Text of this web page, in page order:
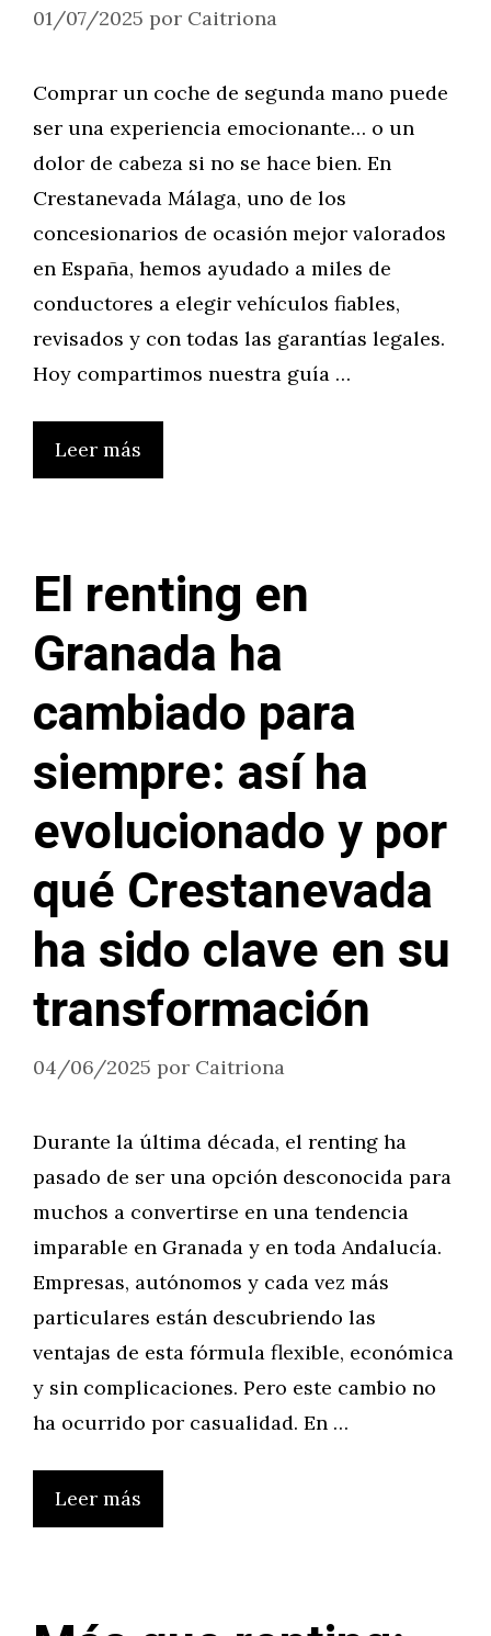
01/07/2025 por Caitriona
Comprar un coche de segunda mano puede
ser una experiencia emocionante… o un
dolor de cabeza si no se hace bien. En
Crestanevada Málaga, uno de los
concesionarios de ocasión mejor valorados
en España, hemos ayudado a miles de
conductores a elegir vehículos fiables,
revisados y con todas las garantías legales.
Hoy compartimos nuestra guía …
Leer más
El renting en
Granada ha
cambiado para
siempre: así ha
evolucionado y por
qué Crestanevada
ha sido clave en su
transformación
04/06/2025 por Caitriona
Durante la última década, el renting ha
pasado de ser una opción desconocida para
muchos a convertirse en una tendencia
imparable en Granada y en toda Andalucía.
Empresas, autónomos y cada vez más
particulares están descubriendo las
ventajas de esta fórmula flexible, económica
y sin complicaciones. Pero este cambio no
ha ocurrido por casualidad. En …
Leer más